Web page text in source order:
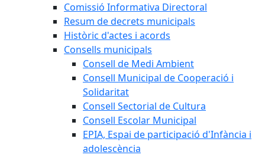
Comissió Informativa Directoral
Resum de decrets municipals
Històric d'actes i acords
Consells municipals
Consell de Medi Ambient
Consell Municipal de Cooperació i
Solidaritat
Consell Sectorial de Cultura
Consell Escolar Municipal
EPIA, Espai de participació d'Infància i
adolescència